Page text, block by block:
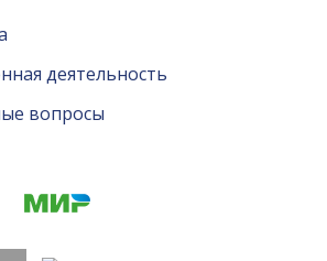
деятельность
вопросы